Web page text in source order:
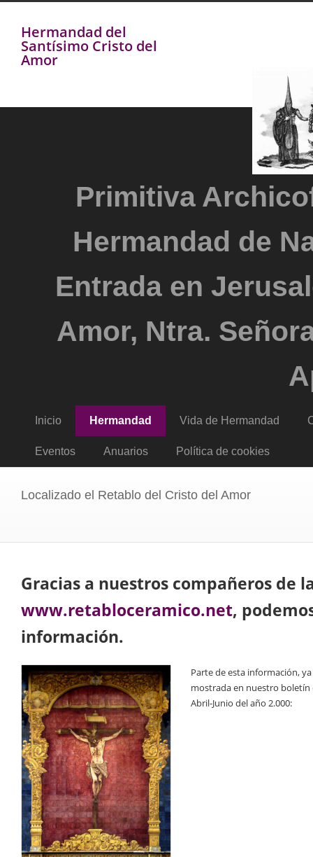
Hermandad del
Santísimo Cristo del
Amor
Primitiva
Hermandad de
Entrada en
Amor, Ntra.
Inicio Hermandad Vida de Hermandad
Eventos Anuarios Política de cookies
Localizado el Retablo del Cristo del Amor
Gracias a nuestros compañeros de
www.retabloceramico.net,
información.
Parte de esta información,
mostrada en nuestro boletín
Abril-Junio del año 2.000: